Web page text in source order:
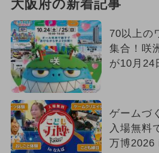
大阪府の新着記事
70以上の
集合！咲
が10月24
ゲームづ
入場無料
万博2026